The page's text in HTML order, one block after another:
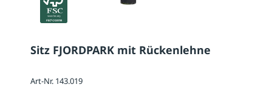
Sitz FJORDPARK mit Rückenlehne
Art-Nr. 143.019